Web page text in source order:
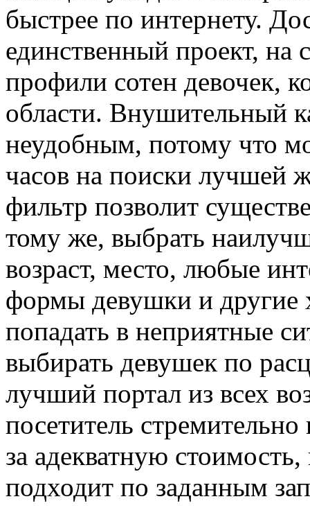
быстрее по интернету.
единственный проект, на
профили сотен девочек,
области. Внушительный
неудобным, потому что
часов на поиски лучшей
фильтр позволит
тому же, выбрать
возраст, место, любые
формы девушки и другие
попадать в неприятные
выбирать девушек по
лучший портал из всех
посетитель
за адекватную
подходит по заданным